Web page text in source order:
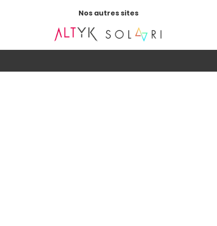
Nos autres sites